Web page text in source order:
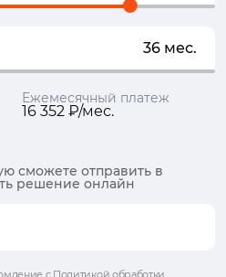
36 мес.
Ежемесячный платеж
16 352 ₽/мес.
сможете отправить в
решение онлайн
с Политикой обработки